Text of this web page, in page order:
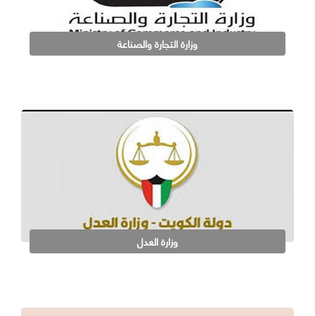
وزارة التجارة والصناعة
وزارة العدل